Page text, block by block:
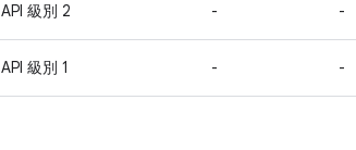
API 級別 2 - -
API 級別 1 - -